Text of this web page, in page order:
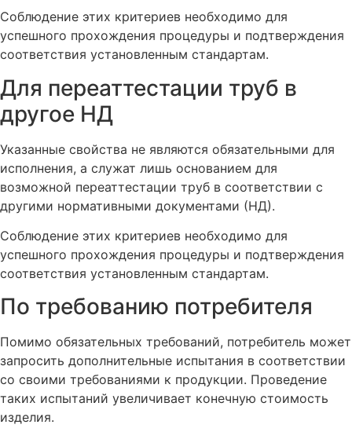
Соблюдение этих критериев необходимо для
успешного прохождения процедуры и подтверждения
соответствия установленным стандартам.
Для переаттестации труб в
другое НД
Указанные свойства не являются обязательными для
исполнения, а служат лишь основанием для
возможной переаттестации труб в соответствии с
другими нормативными документами (НД).
Соблюдение этих критериев необходимо для
успешного прохождения процедуры и подтверждения
соответствия установленным стандартам.
По требованию потребителя
Помимо обязательных требований, потребитель может
запросить дополнительные испытания в соответствии
со своими требованиями к продукции. Проведение
таких испытаний увеличивает конечную стоимость
изделия.